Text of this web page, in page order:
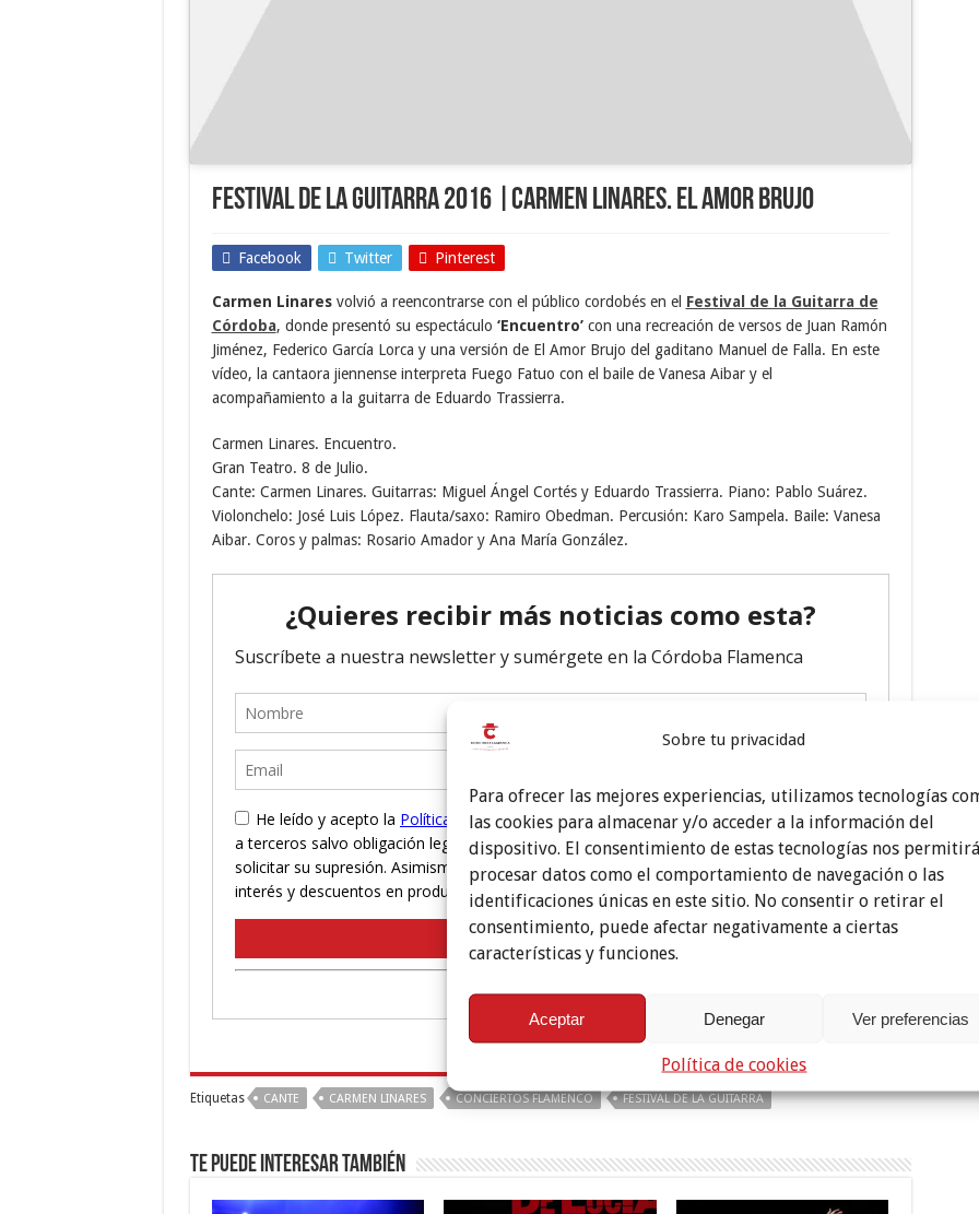
Sobre tu privacidad
Para ofrecer las mejores experiencias, utilizamos tecnologías
las cookies para almacenar y/o acceder a la información del
dispositivo. El consentimiento de estas tecnologías nos permitirá
procesar datos como el comportamiento de navegación o las
identificaciones únicas en este sitio. No consentir o retirar el
consentimiento, puede afectar negativamente a ciertas
características y funciones.
Aceptar Denegar Ver preferencias
Política de cookies
Festival de la Guitarra 2016 |Carmen Linares. El Amor Brujo
Facebook Twitter Pinterest
Carmen Linaresvolvió a reencontrarse con el público cordobés en el Festival de la Guitarra de
Córdoba, donde presentó su espectáculo ‘Encuentro’con una recreación de versos de Juan Ramón
Jiménez, Federico García Lorca y una versión de El Amor Brujo del gaditano Manuel de Falla. En este
vídeo, la cantaora jiennense interpreta Fuego Fatuo con el baile de Vanesa Aibar y el
acompañamiento a la guitarra de Eduardo Trassierra.
Carmen Linares. Encuentro.
Gran Teatro. 8 de Julio.
Cante: Carmen Linares. Guitarras: Miguel Ángel Cortés y Eduardo Trassierra. Piano: Pablo Suárez.
Violonchelo: José Luis López. Flauta/saxo: Ramiro Obedman. Percusión: Karo Sampela. Baile: Vanesa
Aibar. Coros y palmas: Rosario Amador y Ana María González.
Etiquetas CANTE CARMEN LINARES CONCIERTOS FLAMENCO FESTIVAL DE LA GUITARRA
Te puede interesar también